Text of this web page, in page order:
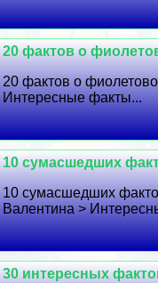
20 фактов о
20 фактов о
Интересные факты...
10 cyмacшедших
10 cyмacшедших
Валентина >
30 интересных